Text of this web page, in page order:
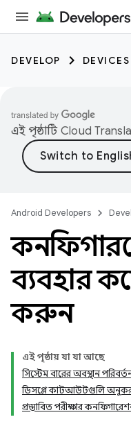
DEVELOP DEVICES
এই পৃষ্ঠাটি Cloud
Android Developers
ব্যবহার
করুন
এই পৃষ্ঠায় যা যা আছে
সিস্টেম বারের অবস্থান
ডিসপ্লে কাটআউটগুলি
প্রস্তাবিত পরীক্ষার